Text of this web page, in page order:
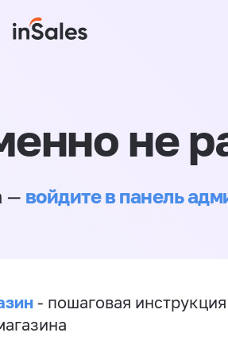
не
— войдите в панель
- пошаговая